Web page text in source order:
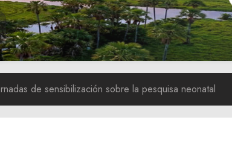
de sensibilización sobre la pesquisa neonatal